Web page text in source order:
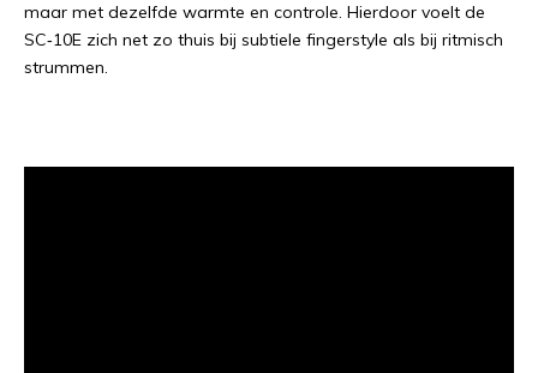
maar met dezelfde warmte en controle. Hierdoor voelt de
SC‑10E zich net zo thuis bij subtiele fingerstyle als bij ritmisch
strummen.